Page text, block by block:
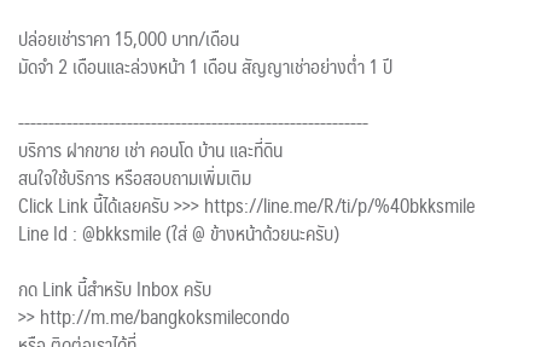
ปล่อยเช่าราคา 15,000 บาท/เดือน
มัดจำ 2 เดือนและล่วงหน้า 1 เดือน สัญญาเช่าอย่างต่ำ 1 ปี
----------------------------------------------------------
บริการ ฝากขาย เช่า คอนโด บ้าน และที่ดิน
สนใจใช้บริการ หรือสอบถามเพิ่มเติม
Click Link นี้ได้เลยครับ >>> https://line.me/R/ti/p/%40bkksmile
Line Id : @bkksmile (ใส่ @ ข้างหน้าด้วยนะครับ)
กด Link นี้สำหรับ Inbox ครับ
>> http://m.me/bangkoksmilecondo